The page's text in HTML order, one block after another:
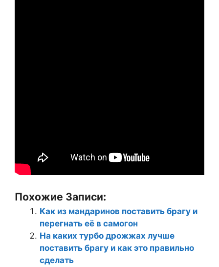
Похожие Записи:
Как из мандаринов поставить брагу и
перегнать её в самогон
На каких турбо дрожжах лучше
поставить брагу и как это правильно
сделать